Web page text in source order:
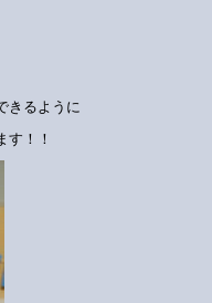
きるように
す！！